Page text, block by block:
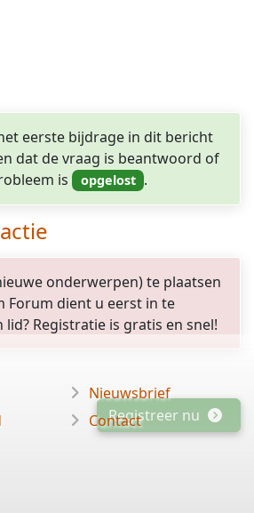
eerste bijdrage in dit bericht
dat de vraag is beantwoord of
is
.
onderwerpen) te plaatsen
Forum dient u eerst in te
lid? Registratie is gratis en snel!
Registreer nu
Nieuwsbrief
Contact